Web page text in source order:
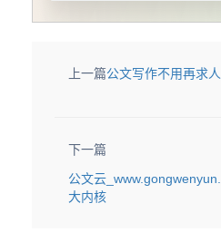
上一篇公文写作不用再求
下一篇
公文云
大内核